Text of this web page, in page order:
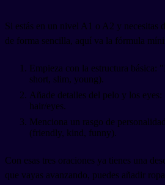
Si estás en un nivel A1 o A2 y necesitas
de forma sencilla, aquí va la fórmula
Empieza con la estructura básica:
short, slim, young).
Añade detalles del pelo y los
hair/eyes.
Menciona un rasgo de
(friendly, kind, funny).
Con esas tres oraciones ya tienes una
que vayas avanzando, puedes añadir